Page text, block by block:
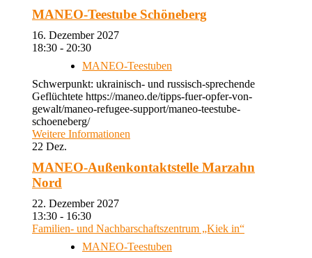
MANEO-Teestube Schöneberg
16. Dezember 2027
18:30 - 20:30
MANEO-Teestuben
Schwerpunkt: ukrainisch- und russisch-sprechende
Geflüchtete https://maneo.de/tipps-fuer-opfer-von-
gewalt/maneo-refugee-support/maneo-teestube-
schoeneberg/
Weitere Informationen
22 Dez.
MANEO-Außenkontaktstelle Marzahn
Nord
22. Dezember 2027
13:30 - 16:30
Familien- und Nachbarschaftszentrum „Kiek in“
MANEO-Teestuben